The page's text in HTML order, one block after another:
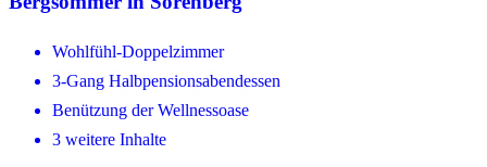
Wohlfühl-Doppelzimmer
3-Gang Halbpensionsabendessen
Benützung der Wellnessoase
3 weitere Inhalte